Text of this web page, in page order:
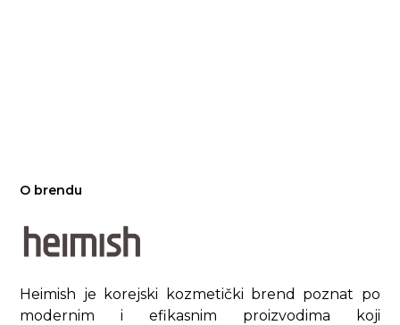
O brendu
Heimish je korejski kozmetički brend poznat po
modernim i efikasnim proizvodima koji